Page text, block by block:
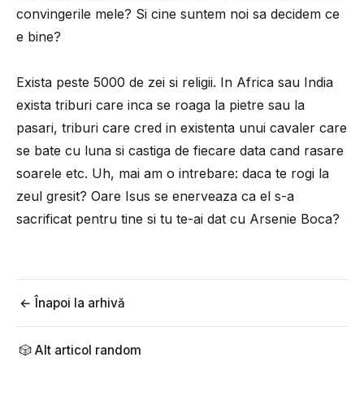
convingerile mele? Si cine suntem noi sa decidem ce
e bine?
Exista peste 5000 de zei si religii. In Africa sau India
exista triburi care inca se roaga la pietre sau la
pasari, triburi care cred in existenta unui cavaler care
se bate cu luna si castiga de fiecare data cand rasare
soarele etc. Uh, mai am o intrebare: daca te rogi la
zeul gresit? Oare Isus se enerveaza ca el s-a
sacrificat pentru tine si tu te-ai dat cu Arsenie Boca?
← Înapoi la arhivă
🎲 Alt articol random